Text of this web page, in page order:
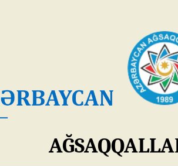
AĞSAQQALLAR ŞURASI
RƏHBƏR STRUKTUR